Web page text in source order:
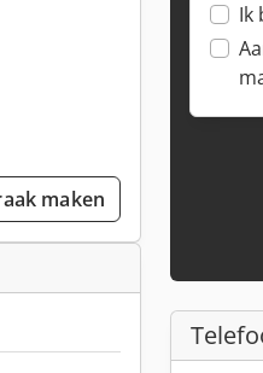
maken
Ik